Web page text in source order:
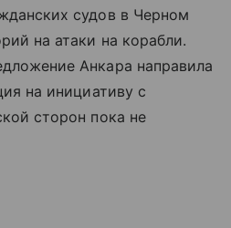
судов в Черном
на атаки на корабли.
Анкара направила
на инициативу с
сторон пока не